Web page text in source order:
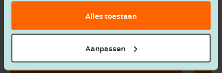
Alles toestaan
Aanpassen
Diensten